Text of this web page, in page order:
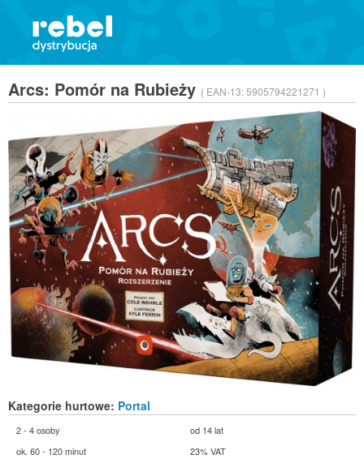
Arcs: Pomór na Rubieży ( EAN-13:5905794221271 )
Kategorie hurtowe: Portal
2 - 4 osoby
od 14 lat
ok. 60 - 120 minut
23% VAT